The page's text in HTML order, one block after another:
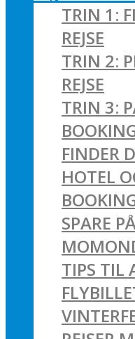
TRIN 1:
REJSE
TRIN 2:
REJSE
TRIN 3:
FINDER
HOTEL
SPARE
TIPS TIL